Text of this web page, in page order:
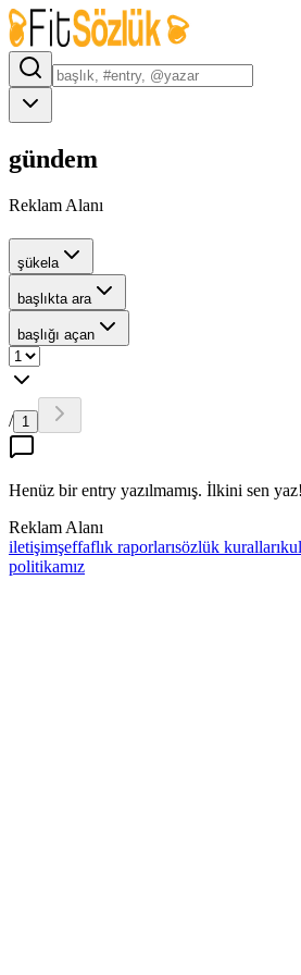
gündem
Reklam Alanı
şükela
başlıkta ara
başlığı açan
/ 1
Henüz bir entry yazılmamış. İlkini sen yaz!
Reklam Alanı
iletişimşeffaflık raporlarısözlük kuralları
politikamız